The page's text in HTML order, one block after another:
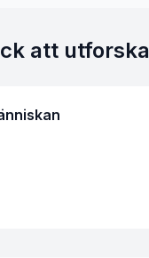
att utforska